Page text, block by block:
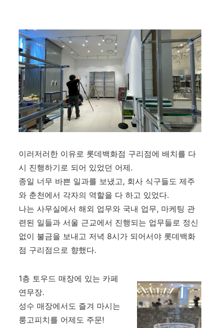
이러저러한 이유로 롯데백화점 구리점에 배치를 다
시 진행하기로 되어 있었던 어제.
종일 너무 바쁜 일과를 보냈고, 회사 식구들도 제주
와 춘천에서 각자의 역할을 다 하고 있었다.
나는 사무실에서 해외 업무와 국내 업무, 마케팅 관
련된 일들과 서울 근교에서 진행되는 업무들로 정신
없이 불금을 보내고 저녁 8시가 되어서야 롯데백화
점 구리점으로 향했다.
1층 토우드 매장에 있는 카페
연무장.
성수 매장에서도 즐겨 마시는
룽고피치를 어제도 주문!